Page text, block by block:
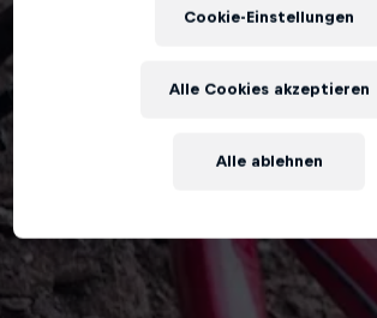
Cookie-Einstellungen
Alle ablehnen
Alle Cookies akzeptieren